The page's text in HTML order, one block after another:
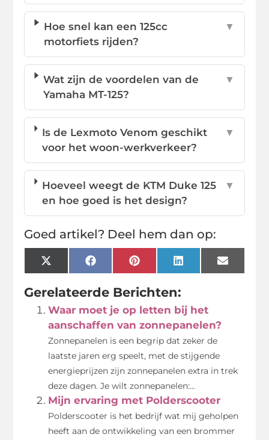
Hoe snel kan een 125cc
motorfiets rijden?
▼
Wat zijn de voordelen van de
Yamaha MT-125?
▼
Is de Lexmoto Venom geschikt
voor het woon-werkverkeer?
▼
Hoeveel weegt de KTM Duke 125
en hoe goed is het design?
▼
Goed artikel? Deel hem dan op:
X
(Twitter)
FacebookPinterestLinkedInEmail
Gerelateerde Berichten:
Waar moet je op letten bij het
aanschaffen van zonnepanelen?
Zonnepanelen is een begrip dat zeker de
laatste jaren erg speelt, met de stijgende
energieprijzen zijn zonnepanelen extra in trek
deze dagen. Je wilt zonnepanelen:...
Mijn ervaring met Polderscooter
Polderscooter is het bedrijf wat mij geholpen
heeft aan de ontwikkeling van een brommer